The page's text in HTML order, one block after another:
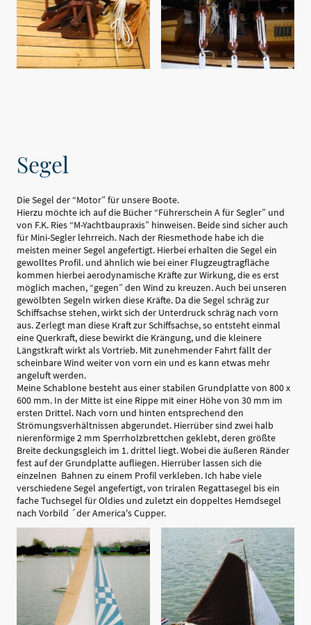
Segel
Die Segel der “Motor” für unsere Boote.
Hierzu möchte ich auf die Bücher “Führerschein A für Segler” und
von F.K. Ries “M-Yachtbaupraxis” hinweisen. Beide sind sicher auch
für Mini-Segler lehrreich. Nach der Riesmethode habe ich die
meisten meiner Segel angefertigt. Hierbei erhalten die Segel ein
gewolltes Profil. und ähnlich wie bei einer Flugzeugtragfläche
kommen hierbei aerodynamische Kräfte zur Wirkung, die es erst
möglich machen, “gegen” den Wind zu kreuzen. Auch bei unseren
gewölbten Segeln wirken diese Kräfte. Da die Segel schräg zur
Schiffsachse stehen, wirkt sich der Unterdruck schräg nach vorn
aus. Zerlegt man diese Kraft zur Schiffsachse, so entsteht einmal
eine Querkraft, diese bewirkt die Krängung, und die kleinere
Längstkraft wirkt als Vortrieb. Mit zunehmender Fahrt fällt der
scheinbare Wind weiter von vorn ein und es kann etwas mehr
angeluft werden.
Meine Schablone besteht aus einer stabilen Grundplatte von 800 x
600 mm. In der Mitte ist eine Rippe mit einer Höhe von 30 mm im
ersten Drittel. Nach vorn und hinten entsprechend den
Strömungsverhältnissen abgerundet. Hierrüber sind zwei halb
nierenförmige 2 mm Sperrholzbrettchen geklebt, deren größte
Breite deckungsgleich im 1. drittel liegt. Wobei die äußeren Ränder
fest auf der Grundplatte aufliegen. Hierrüber lassen sich die
einzelnen Bahnen zu einem Profil verkleben. Ich habe viele
verschiedene Segel angefertigt, von triralen Regattasegel bis ein
fache Tuchsegel für Oldies und zuletzt ein doppeltes Hemdsegel
nach Vorbild ´der America's Cupper.